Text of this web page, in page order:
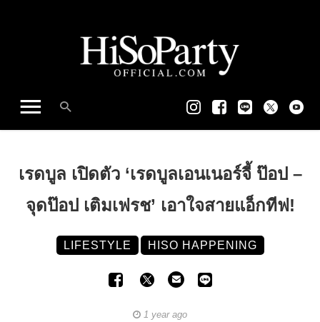
เรดบูล เปิดตัว ‘เรดบูลเอนเนอร์จี้ ป๊อป –
จุดป๊อป เติมเฟรช’ เอาใจสายแอ็กทีฟ!
LIFESTYLE HISO HAPPENING
1 year ago